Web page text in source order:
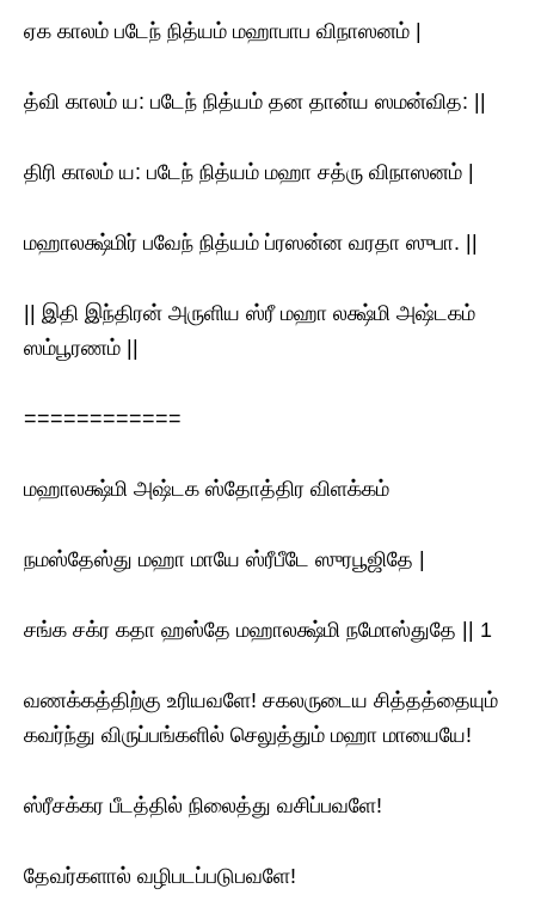
ஏக காலம் படேந் நித்யம் மஹாபாப விநாஸனம் |
த்வி காலம் ய: படேந் நித்யம் தன தான்ய ஸமன்வித: ||
திரி காலம் ய: படேந் நித்யம் மஹா சத்ரு விநாஸனம் |
மஹாலக்ஷ்மிர் பவேந் நித்யம் ப்ரஸன்ன வரதா ஸுபா. ||
|| இதி இந்திரன் அருளிய ஸ்ரீ மஹா லக்ஷ்மி அஷ்டகம்
ஸம்பூரணம் ||
============
மஹாலக்ஷ்மி அஷ்டக ஸ்தோத்திர விளக்கம்
நமஸ்தேஸ்து மஹா மாயே ஸ்ரீபீடே ஸுரபூஜிதே |
சங்க சக்ர கதா ஹஸ்தே மஹாலக்ஷ்மி நமோஸ்துதே || 1
வணக்கத்திற்கு உரியவளே! சகலருடைய சித்தத்தையும்
கவர்ந்து விருப்பங்களில் செலுத்தும் மஹா மாயையே!
ஸ்ரீசக்கர பீடத்தில் நிலைத்து வசிப்பவளே!
தேவர்களால் வழிபடப்படுபவளே!